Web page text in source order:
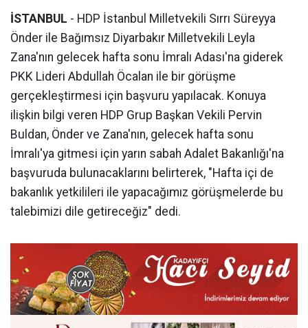
İSTANBUL - HDP İstanbul Milletvekili Sırrı Süreyya
Önder ile Bağımsız Diyarbakır Milletvekili Leyla
Zana'nın gelecek hafta sonu İmralı Adası'na giderek
PKK Lideri Abdullah Öcalan ile bir görüşme
gerçekleştirmesi için başvuru yapılacak. Konuya
ilişkin bilgi veren HDP Grup Başkan Vekili Pervin
Buldan, Önder ve Zana'nın, gelecek hafta sonu
İmralı'ya gitmesi için yarın sabah Adalet Bakanlığı'na
başvuruda bulunacaklarını belirterek, "Hafta içi de
bakanlık yetkilileri ile yapacağımız görüşmelerde bu
talebimizi dile getireceğiz" dedi.